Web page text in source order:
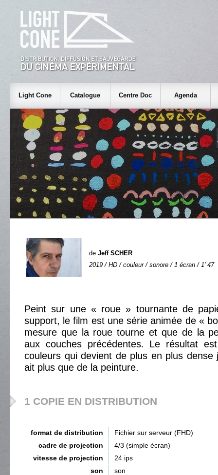
Light Cone Catalogue Centre Doc Agenda
de Jeff SCHER
2019 / HD / couleur / sonore / 1 écran / 1' 47
Peint sur une « roue » tournante de
support, le film est une série animée de «
mesure que la roue tourne et que de la
aux couches précédentes. Le résultat
couleurs qui devient de plus en plus dense
ait plus que de la peinture.
1 COPIE EN DISTRIBUTION
format de distribution
Fichier sur serveur (FHD)
cadre de projection
4/3 (simple écran)
vitesse de projection
24 ips
son
son